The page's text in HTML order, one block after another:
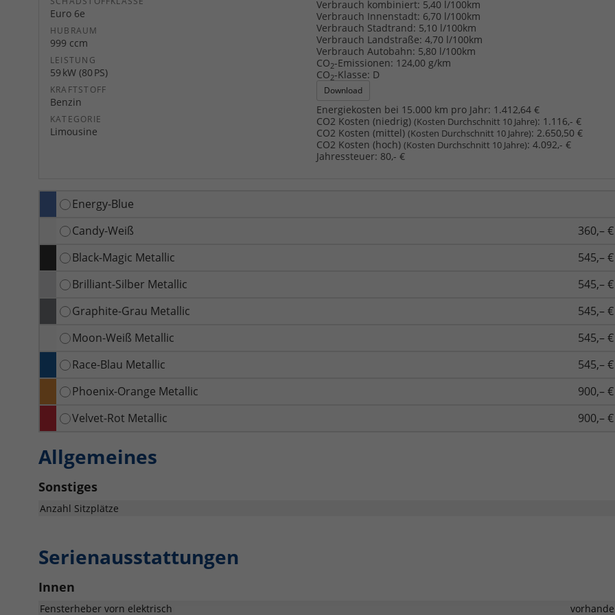
Euro 6e
HUBRAUM
999 ccm
LEISTUNG
59 kW (80 PS)
KRAFTSTOFF
Benzin
KATEGORIE
Limousine
Verbrauch kombiniert: 5,40 l/100km
Verbrauch Innenstadt: 6,70 l/100km
Verbrauch Stadtrand: 5,10 l/100km
Verbrauch Landstraße: 4,70 l/100km
Verbrauch Autobahn: 5,80 l/100km
CO2-Emissionen: 124,00 g/km
CO2-Klasse: D
Download
Energiekosten bei 15.000 km pro Jahr: 1.412,64 €
CO2 Kosten (niedrig) (Kosten Durchschnitt 10 Jahre): 1.116,- €
CO2 Kosten (mittel) (Kosten Durchschnitt 10 Jahre): 2.650,50 €
CO2 Kosten (hoch) (Kosten Durchschnitt 10 Jahre): 4.092,- €
Jahressteuer: 80,- €
Energy-Blue
Candy-Weiß
360,– €
Black-Magic Metallic
545,– €
Brilliant-Silber Metallic
545,– €
Graphite-Grau Metallic
545,– €
Moon-Weiß Metallic
545,– €
Race-Blau Metallic
545,– €
Phoenix-Orange Metallic
900,– €
Velvet-Rot Metallic
900,– €
Allgemeines
Sonstiges
Anzahl Sitzplätze
Serienausstattungen
Innen
Fensterheber vorn elektrisch